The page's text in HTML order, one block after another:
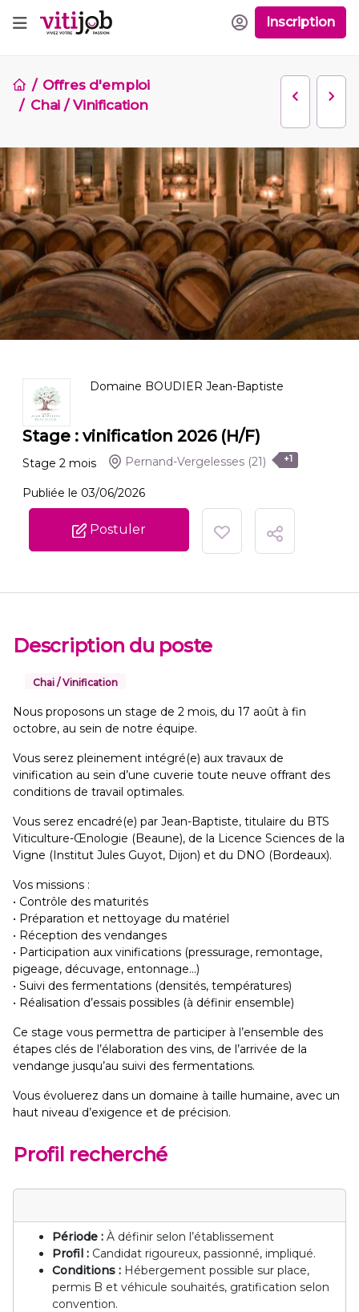
Inscription
Offres d'emploi
Chai / Vinification
Domaine BOUDIER Jean-Baptiste
Stage : vinification 2026 (H/F)
Stage 2 mois Pernand-Vergelesses (21) +1
Publiée le 03/06/2026
Postuler
Description du poste
Chai / Vinification
Nous proposons un stage de 2 mois, du 17 août à fin
octobre, au sein de notre équipe.
Vous serez pleinement intégré(e) aux travaux de
vinification au sein d’une cuverie toute neuve offrant des
conditions de travail optimales.
Vous serez encadré(e) par Jean-Baptiste, titulaire du BTS
Viticulture-Œnologie (Beaune), de la Licence Sciences de la
Vigne (Institut Jules Guyot, Dijon) et du DNO (Bordeaux).
Vos missions :
• Contrôle des maturités
• Préparation et nettoyage du matériel
• Réception des vendanges
• Participation aux vinifications (pressurage, remontage,
pigeage, décuvage, entonnage…)
• Suivi des fermentations (densités, températures)
• Réalisation d’essais possibles (à définir ensemble)
Ce stage vous permettra de participer à l’ensemble des
étapes clés de l’élaboration des vins, de l’arrivée de la
vendange jusqu’au suivi des fermentations.
Vous évoluerez dans un domaine à taille humaine, avec un
haut niveau d’exigence et de précision.
Profil recherché
Période : À définir selon l’établissement
Profil : Candidat rigoureux, passionné, impliqué.
Conditions : Hébergement possible sur place,
permis B et véhicule souhaités, gratification selon
convention.